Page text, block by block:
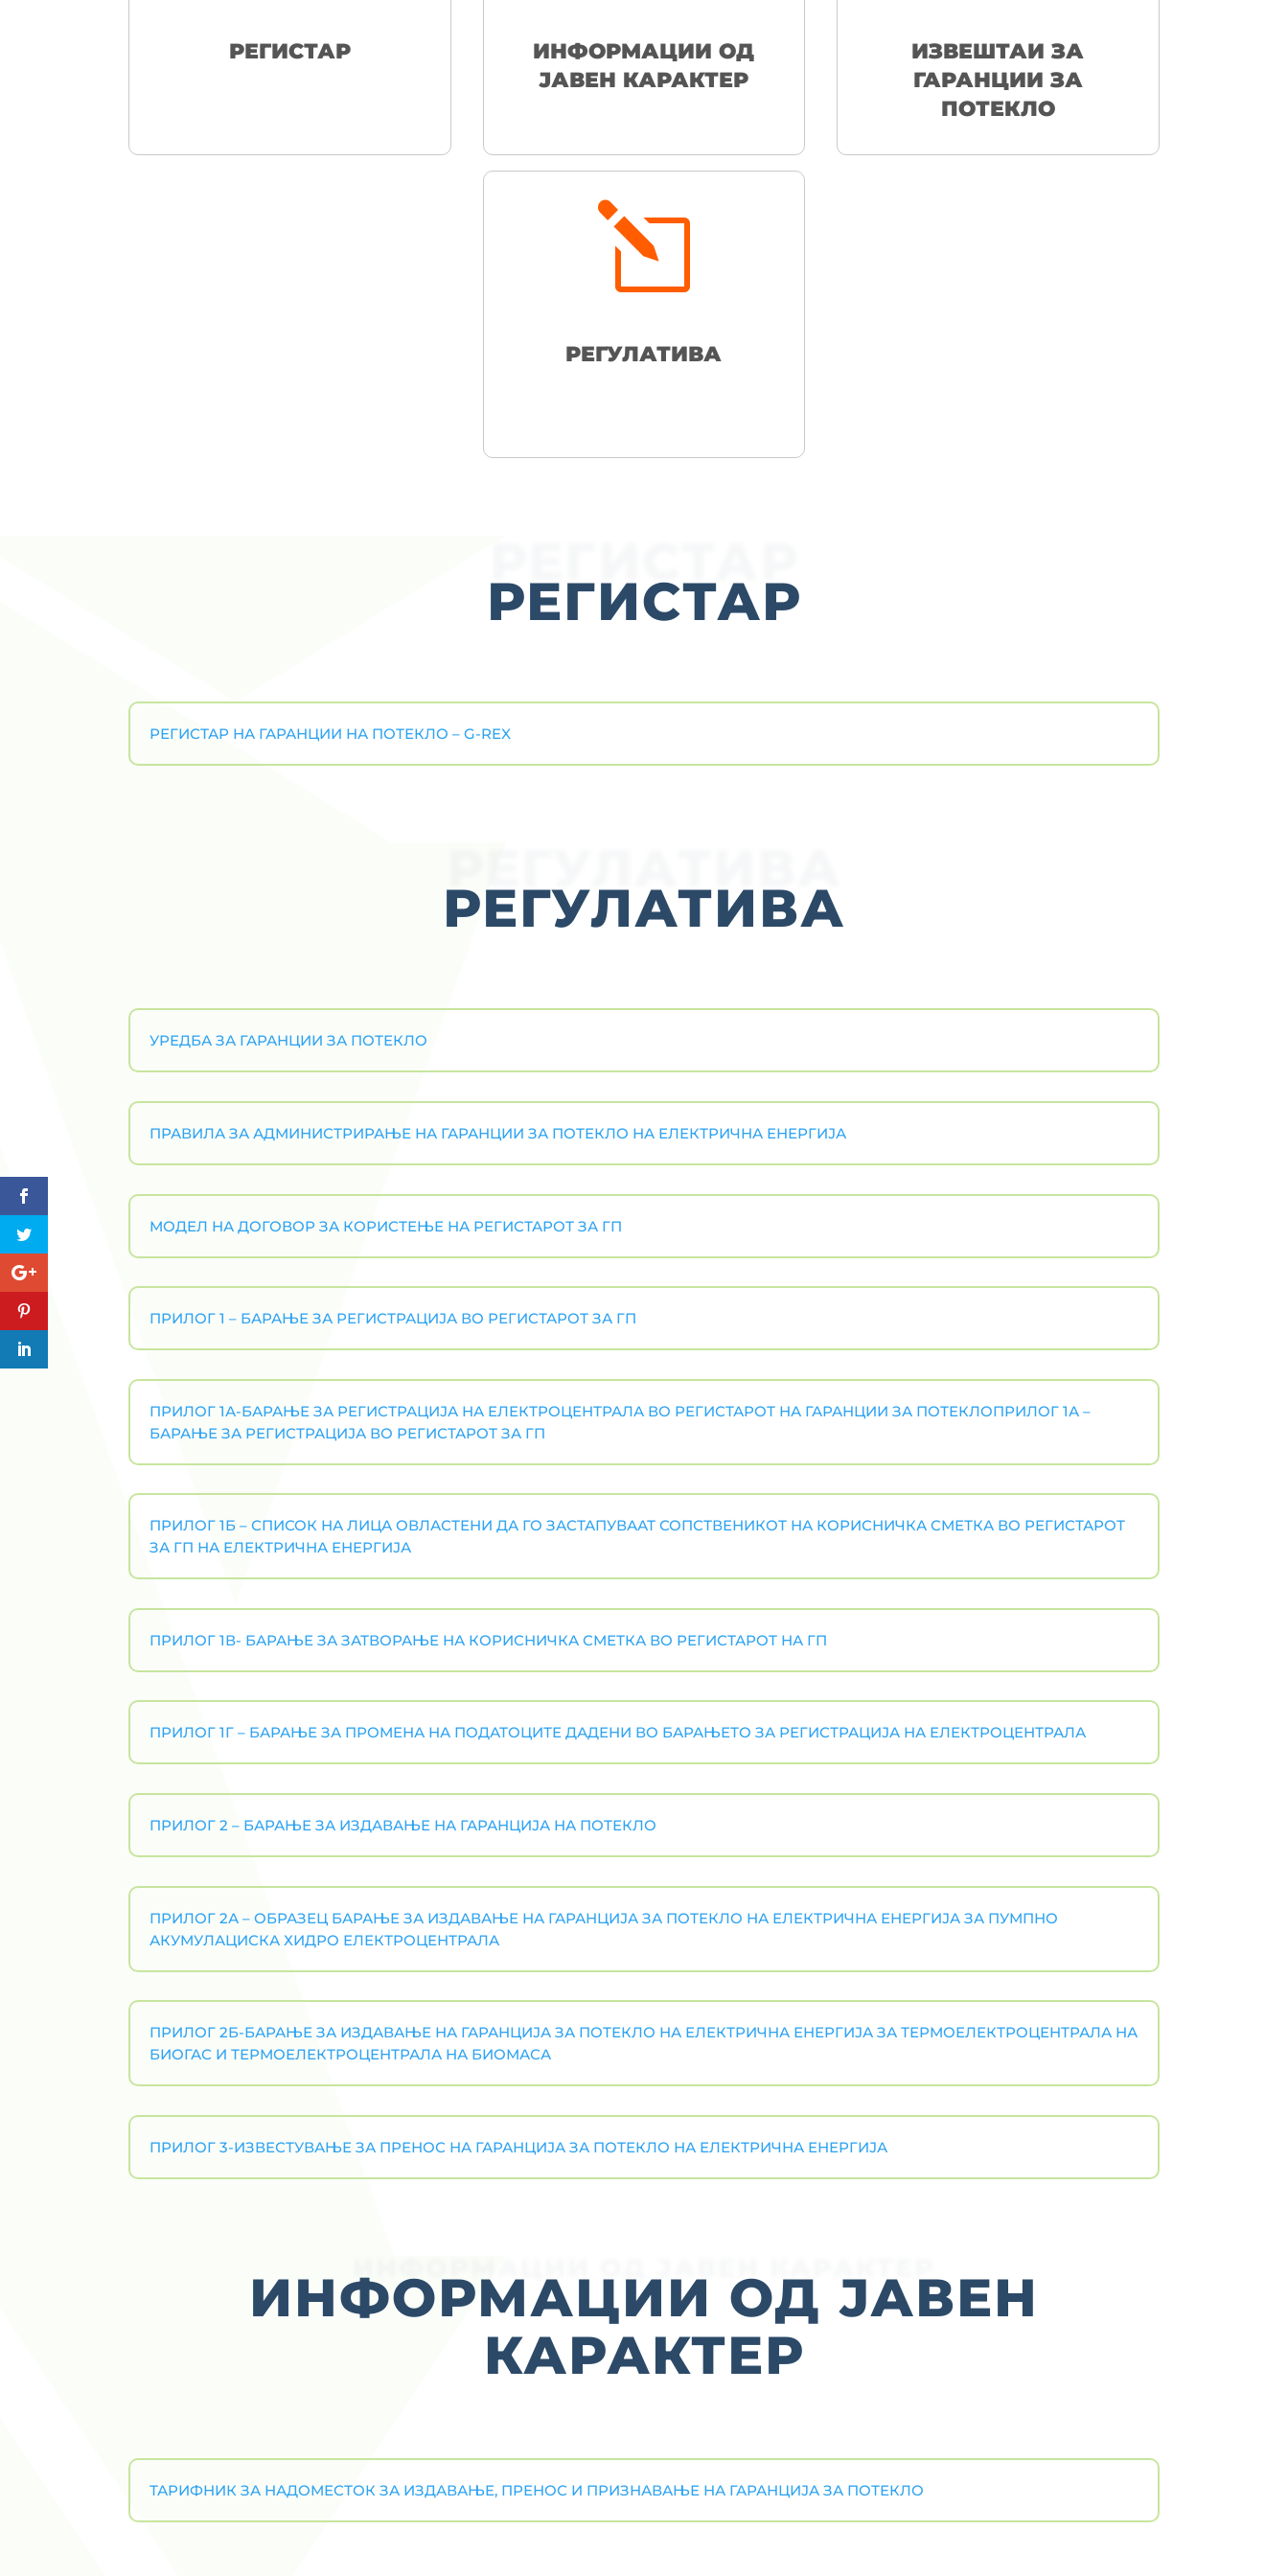
РЕГИСТАР
ИНФОРМАЦИИ ОД
ЈАВЕН КАРАКТЕР
l
РЕГУЛАТИВА
ИЗВЕШТАИ ЗА
ГАРАНЦИИ ЗА
ПОТЕКЛО
РЕГИСТАР
РЕГИСТАР НА ГАРАНЦИИ НА ПОТЕКЛО – G-REX
РЕГУЛАТИВА
УРЕДБА ЗА ГАРАНЦИИ ЗА ПОТЕКЛО
ПРАВИЛА ЗА АДМИНИСТРИРАЊЕ НА ГАРАНЦИИ ЗА ПОТЕКЛО НА ЕЛЕКТРИЧНА ЕНЕРГИЈА
МОДЕЛ НА ДОГОВОР ЗА КОРИСТЕЊЕ НА РЕГИСТАРОТ ЗА ГП
ПРИЛОГ 1 – БАРАЊЕ ЗА РЕГИСТРАЦИЈА ВО РЕГИСТАРОТ ЗА ГП
ПРИЛОГ 1А-БАРАЊЕ ЗА РЕГИСТРАЦИЈА НА ЕЛЕКТРОЦЕНТРАЛА ВО РЕГИСТАРОТ НА ГАРАНЦИИ ЗА ПОТЕКЛОПРИЛОГ 1А –
БАРАЊЕ ЗА РЕГИСТРАЦИЈА ВО РЕГИСТАРОТ ЗА ГП
ПРИЛОГ 1Б – СПИСОК НА ЛИЦА ОВЛАСТЕНИ ДА ГО ЗАСТАПУВААТ СОПСТВЕНИКОТ НА КОРИСНИЧКА СМЕТКА ВО РЕГИСТАРОТ
ЗА ГП НА ЕЛЕКТРИЧНА ЕНЕРГИЈА
ПРИЛОГ 1В- БАРАЊЕ ЗА ЗАТВОРАЊЕ НА КОРИСНИЧКА СМЕТКА ВО РЕГИСТАРОТ НА ГП
ПРИЛОГ 1Г – БАРАЊЕ ЗА ПРОМЕНА НА ПОДАТОЦИТЕ ДАДЕНИ ВО БАРАЊЕТО ЗА РЕГИСТРАЦИЈА НА ЕЛЕКТРОЦЕНТРАЛА
ПРИЛОГ 2 – БАРАЊЕ ЗА ИЗДАВАЊЕ НА ГАРАНЦИЈА НА ПОТЕКЛО
ПРИЛОГ 2А – ОБРАЗЕЦ БАРАЊЕ ЗА ИЗДАВАЊЕ НА ГАРАНЦИЈА ЗА ПОТЕКЛО НА ЕЛЕКТРИЧНА ЕНЕРГИЈА ЗА ПУМПНО
АКУМУЛАЦИСКА ХИДРО ЕЛЕКТРОЦЕНТРАЛА
ПРИЛОГ 2Б-БАРАЊЕ ЗА ИЗДАВАЊЕ НА ГАРАНЦИЈА ЗА ПОТЕКЛО НА ЕЛЕКТРИЧНА ЕНЕРГИЈА ЗА ТЕРМОЕЛЕКТРОЦЕНТРАЛА НА
БИОГАС И ТЕРМОЕЛЕКТРОЦЕНТРАЛА НА БИОМАСА
ПРИЛОГ 3-ИЗВЕСТУВАЊЕ ЗА ПРЕНОС НА ГАРАНЦИЈА ЗА ПОТЕКЛО НА ЕЛЕКТРИЧНА ЕНЕРГИЈА
ИНФОРМАЦИИ ОД ЈАВЕН
КАРАКТЕР
ТАРИФНИК ЗА НАДОМЕСТОК ЗА ИЗДАВАЊЕ, ПРЕНОС И ПРИЗНАВАЊЕ НА ГАРАНЦИЈА ЗА ПОТЕКЛО